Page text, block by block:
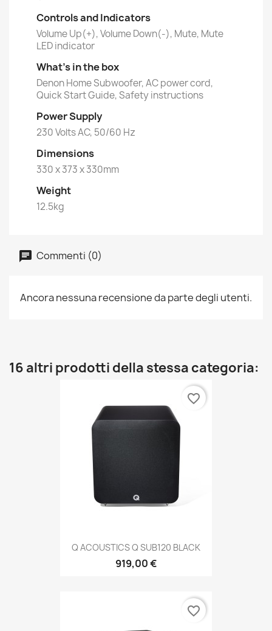
Controls and Indicators
Volume Up(+), Volume Down(-), Mute, Mute
LED indicator
What’s in the box
Denon Home Subwoofer, AC power cord,
Quick Start Guide, Safety instructions
Power Supply
230 Volts AC, 50/60 Hz
Dimensions
330 x 373 x 330mm
Weight
12.5kg
Commenti (0)
Ancora nessuna recensione da parte degli utenti.
16 altri prodotti della stessa categoria:
Q ACOUSTICS Q SUB120 BLACK
919,00 €
favorite_border
favorite_border